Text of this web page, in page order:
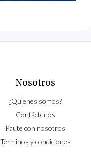
Nosotros
¿Quíenes somos?
Contáctenos
Paute con nosotros
Términos y condiciones